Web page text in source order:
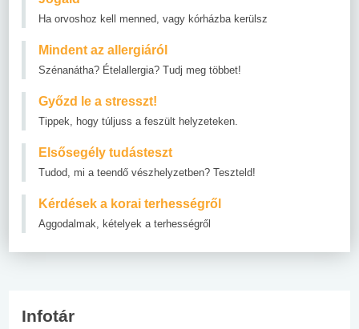
Ha orvoshoz kell menned, vagy kórházba kerülsz
Mindent az allergiáról
Szénanátha? Ételallergia? Tudj meg többet!
Győzd le a stresszt!
Tippek, hogy túljuss a feszült helyzeteken.
Elsősegély tudásteszt
Tudod, mi a teendő vészhelyzetben? Teszteld!
Kérdések a korai terhességről
Aggodalmak, kételyek a terhességről
Infotár